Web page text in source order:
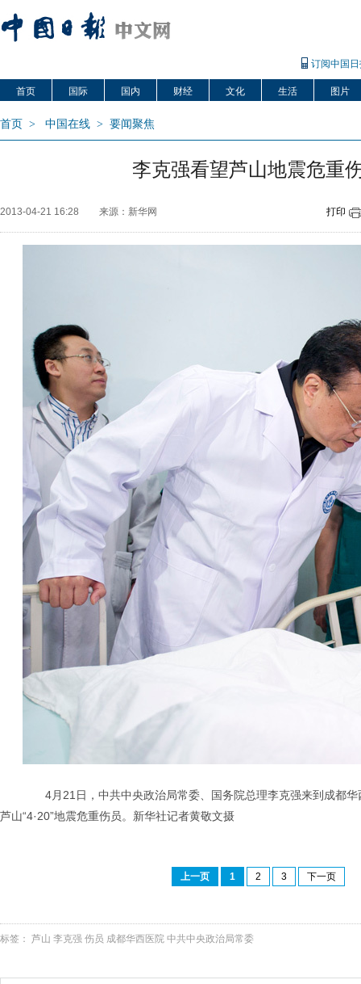
订阅中国
首页 国际 国内 财经 文化 生活 图片
首页 > 中国在线 > 要闻聚焦
李克强看望芦山地震危重
2013-04-21 16:28 来源：新华网 打印
4月21日，中共中央政治局常委、国务院总理李克强来到成都华
芦山“4·20”地震危重伤员。新华社记者黄敬文摄
上一页 1 2 3 下一页
标签： 芦山 李克强 伤员 成都华西医院 中共中央政治局常委